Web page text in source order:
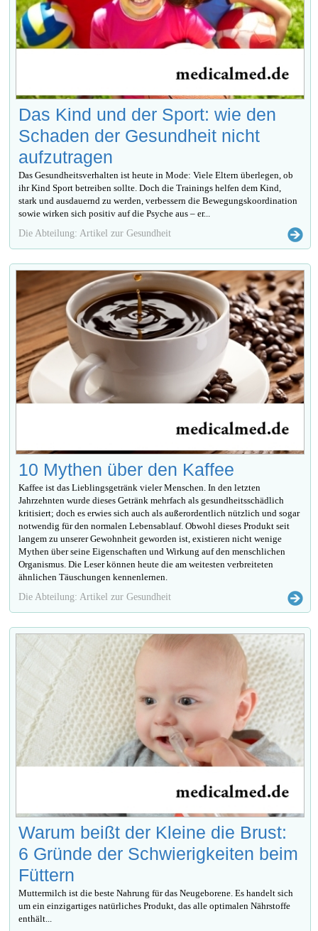
Das Kind und der Sport: wie den
Schaden der Gesundheit nicht
aufzutragen
Das Gesundheitsverhalten ist heute in Mode: Viele Eltern überlegen, ob
ihr Kind Sport betreiben sollte. Doch die Trainings helfen dem Kind,
stark und ausdauernd zu werden, verbessern die Bewegungskoordination
sowie wirken sich positiv auf die Psyche aus – er...
Die Abteilung: Artikel zur Gesundheit
10 Mythen über den Kaffee
Kaffee ist das Lieblingsgetränk vieler Menschen. In den letzten
Jahrzehnten wurde dieses Getränk mehrfach als gesundheitsschädlich
kritisiert; doch es erwies sich auch als außerordentlich nützlich und sogar
notwendig für den normalen Lebensablauf. Obwohl dieses Produkt seit
langem zu unserer Gewohnheit geworden ist, existieren nicht wenige
Mythen über seine Eigenschaften und Wirkung auf den menschlichen
Organismus. Die Leser können heute die am weitesten verbreiteten
ähnlichen Täuschungen kennenlernen.
Die Abteilung: Artikel zur Gesundheit
Warum beißt der Kleine die Brust:
6 Gründe der Schwierigkeiten beim
Füttern
Muttermilch ist die beste Nahrung für das Neugeborene. Es handelt sich
um ein einzigartiges natürliches Produkt, das alle optimalen Nährstoffe
enthält...